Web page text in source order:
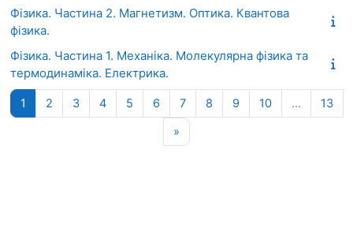
Фізика. Частина 2. Магнетизм. Оптика. Квантова
фізика.
Фізика. Частина 1. Механіка. Молекулярна фізика та
термодинаміка. Електрика.
1 Сторінка 1
2Сторінка 2
3Сторінка 3
4Сторінка 4
5Сторінка 5
6Сторінка 6
7Сторінка 7
8Сторінка 8
9Сторінка 9
10Сторінка 10
… 13
»Наступна сторінка